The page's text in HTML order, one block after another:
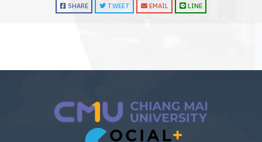
SHARE TWEET EMAIL LINE